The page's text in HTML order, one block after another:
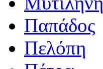
Παπάδος
Πελόπη